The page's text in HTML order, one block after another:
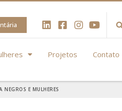
Projetos Contato
E MULHERES